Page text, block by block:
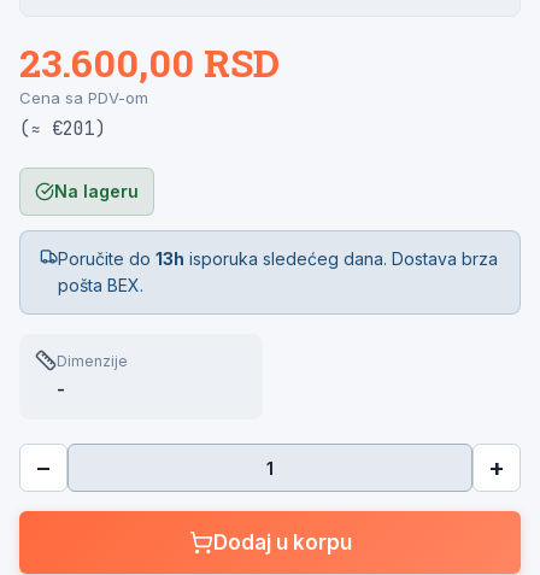
23.600,00 RSD
Cena sa PDV-om
(≈ €201)
Na lageru
Poručite do13h isporuka sledećeg dana. Dostava brza
pošta BEX.
Dimenzije
-
− +
Dodaj u korpu